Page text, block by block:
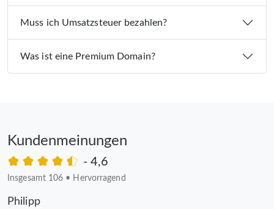
Muss ich Umsatzsteuer bezahlen?
Was ist eine Premium Domain?
Kundenmeinungen
- 4,6
Insgesamt 106 • Hervorragend
Philipp